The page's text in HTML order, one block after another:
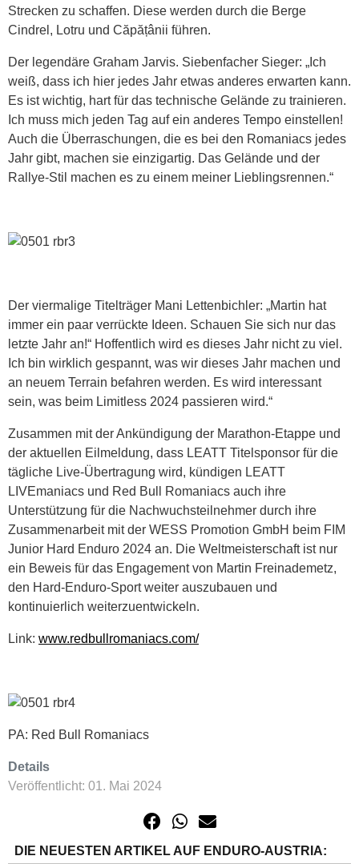
Strecken zu schaffen. Diese werden durch die Berge
Cindrel, Lotru und Căpățânii führen.
Der legendäre Graham Jarvis. Siebenfacher Sieger: „Ich
weiß, dass ich hier jedes Jahr etwas anderes erwarten kann.
Es ist wichtig, hart für das technische Gelände zu trainieren.
Ich muss mich jeden Tag auf ein anderes Tempo einstellen!
Auch die Überraschungen, die es bei den Romaniacs jedes
Jahr gibt, machen sie einzigartig. Das Gelände und der
Rallye-Stil machen es zu einem meiner Lieblingsrennen.“
Der viermalige Titelträger Mani Lettenbichler: „Martin hat
immer ein paar verrückte Ideen. Schauen Sie sich nur das
letzte Jahr an!“ Hoffentlich wird es dieses Jahr nicht zu viel.
Ich bin wirklich gespannt, was wir dieses Jahr machen und
an neuem Terrain befahren werden. Es wird interessant
sein, was beim Limitless 2024 passieren wird.“
Zusammen mit der Ankündigung der Marathon-Etappe und
der aktuellen Eilmeldung, dass LEATT Titelsponsor für die
tägliche Live-Übertragung wird, kündigen LEATT
LIVEmaniacs und Red Bull Romaniacs auch ihre
Unterstützung für die Nachwuchsteilnehmer durch ihre
Zusammenarbeit mit der WESS Promotion GmbH beim FIM
Junior Hard Enduro 2024 an. Die Weltmeisterschaft ist nur
ein Beweis für das Engagement von Martin Freinademetz,
den Hard-Enduro-Sport weiter auszubauen und
kontinuierlich weiterzuentwickeln.
Link: www.redbullromaniacs.com/
PA: Red Bull Romaniacs
Details
Veröffentlicht: 01. Mai 2024
DIE NEUESTEN ARTIKEL AUF ENDURO-AUSTRIA: